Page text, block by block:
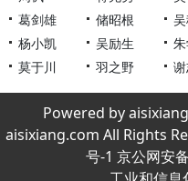
葛剑雄
储昭根
杨小凯
吴励生
莫于川
羽之野
Powered by
aisixiang.com All Rights
号-1 京公网安